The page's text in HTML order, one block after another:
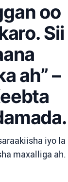
oo
Sii
ah” –
iyo la
maxalliga ah.